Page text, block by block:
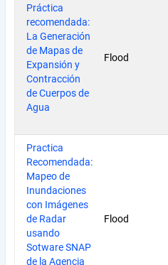
Práctica
recomendada:
La Generación
de Mapas de
Expansión y
Contracción
de Cuerpos de
Agua
Flood
Practica
Recomendada:
Mapeo de
Inundaciones
con Imágenes
de Radar
usando
Sotware SNAP
de la Agencia
Flood